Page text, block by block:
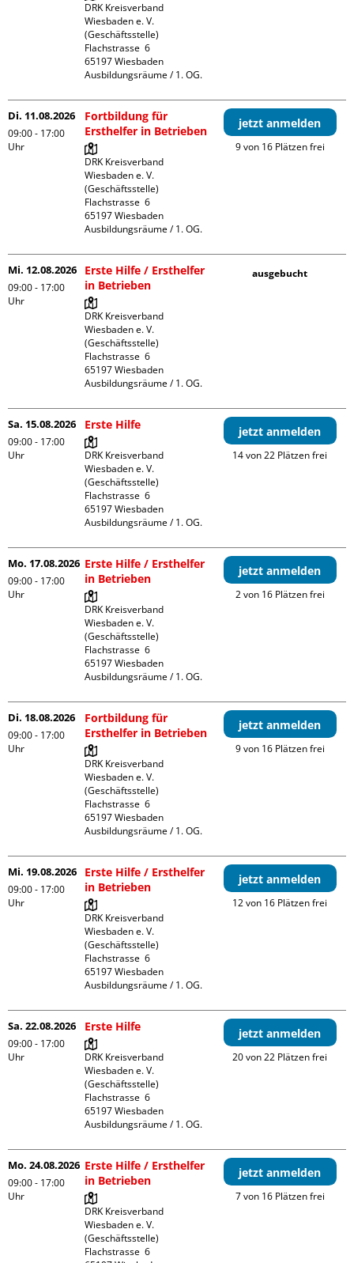
DRK Kreisverband
Wiesbaden e. V.
(Geschäftsstelle)
Flachstrasse  6
65197 Wiesbaden
Ausbildungsräume / 1. OG.
Di. 11.08.2026
09:00 - 17:00
Uhr
Fortbildung für
Ersthelfer in Betrieben
DRK Kreisverband
Wiesbaden e. V.
(Geschäftsstelle)
Flachstrasse  6
65197 Wiesbaden
Ausbildungsräume / 1. OG.
jetzt anmelden
9 von 16 Plätzen frei
Mi. 12.08.2026
09:00 - 17:00
Uhr
Erste Hilfe / Ersthelfer
in Betrieben
DRK Kreisverband
Wiesbaden e. V.
(Geschäftsstelle)
Flachstrasse  6
65197 Wiesbaden
Ausbildungsräume / 1. OG.
ausgebucht
Sa. 15.08.2026
09:00 - 17:00
Uhr
Erste Hilfe
DRK Kreisverband
Wiesbaden e. V.
(Geschäftsstelle)
Flachstrasse  6
65197 Wiesbaden
Ausbildungsräume / 1. OG.
jetzt anmelden
14 von 22 Plätzen frei
Mo. 17.08.2026
09:00 - 17:00
Uhr
Erste Hilfe / Ersthelfer
in Betrieben
DRK Kreisverband
Wiesbaden e. V.
(Geschäftsstelle)
Flachstrasse  6
65197 Wiesbaden
Ausbildungsräume / 1. OG.
jetzt anmelden
2 von 16 Plätzen frei
Di. 18.08.2026
09:00 - 17:00
Uhr
Fortbildung für
Ersthelfer in Betrieben
DRK Kreisverband
Wiesbaden e. V.
(Geschäftsstelle)
Flachstrasse  6
65197 Wiesbaden
Ausbildungsräume / 1. OG.
jetzt anmelden
9 von 16 Plätzen frei
Mi. 19.08.2026
09:00 - 17:00
Uhr
Erste Hilfe / Ersthelfer
in Betrieben
DRK Kreisverband
Wiesbaden e. V.
(Geschäftsstelle)
Flachstrasse  6
65197 Wiesbaden
Ausbildungsräume / 1. OG.
jetzt anmelden
12 von 16 Plätzen frei
Sa. 22.08.2026
09:00 - 17:00
Uhr
Erste Hilfe
DRK Kreisverband
Wiesbaden e. V.
(Geschäftsstelle)
Flachstrasse  6
65197 Wiesbaden
Ausbildungsräume / 1. OG.
jetzt anmelden
20 von 22 Plätzen frei
Mo. 24.08.2026
09:00 - 17:00
Uhr
Erste Hilfe / Ersthelfer
in Betrieben
DRK Kreisverband
Wiesbaden e. V.
(Geschäftsstelle)
Flachstrasse  6
jetzt anmelden
7 von 16 Plätzen frei